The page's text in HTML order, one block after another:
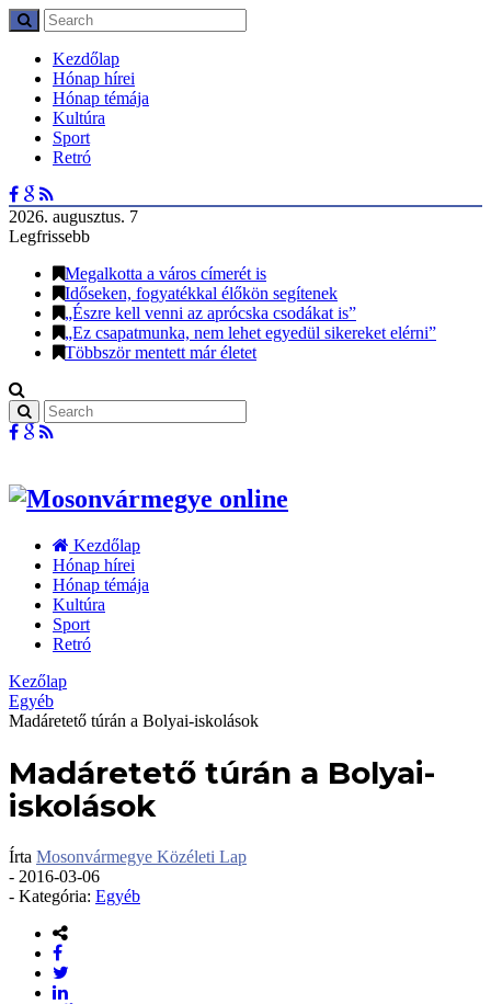
Kezdőlap
Hónap hírei
Hónap témája
Kultúra
Sport
Retró
2026. augusztus. 7
Legfrissebb
Megalkotta a város címerét is
Időseken, fogyatékkal élőkön segítenek
„Észre kell venni az aprócska csodákat is”
„Ez csapatmunka, nem lehet egyedül sikereket elérni”
Többször mentett már életet
Kezdőlap
Hónap hírei
Hónap témája
Kultúra
Sport
Retró
Kezőlap
Egyéb
Madáretető túrán a Bolyai-iskolások
Madáretető túrán a Bolyai-
iskolások
Írta Mosonvármegye Közéleti Lap
- 2016-03-06
- Kategória: Egyéb